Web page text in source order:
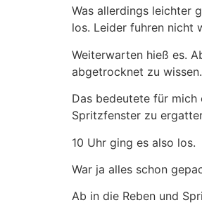
Was allerdings leichter
los. Leider fuhren nicht
Weiterwarten hieß es.
abgetrocknet zu wissen.
Das bedeutete für mich
Spritzfenster zu
10 Uhr ging es also los.
War ja alles schon
Ab in die Reben und